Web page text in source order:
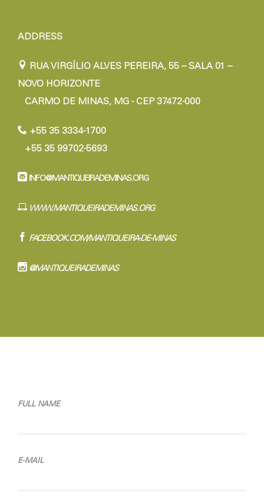
ADDRESS
RUA VIRGÍLIO ALVES PEREIRA, 55 – SALA 01 –
NOVO HORIZONTE
CARMO DE MINAS, MG - CEP 37472-000
+55 35 3334-1700
+55 35 99702-5693
INFO@MANTIQUEIRADEMINAS.ORG
WWW.MANTIQUEIRADEMINAS.ORG
FACEBOOK.COM/MANTIQUEIRA-DE-MINAS
@MANTIQUEIRADEMINAS